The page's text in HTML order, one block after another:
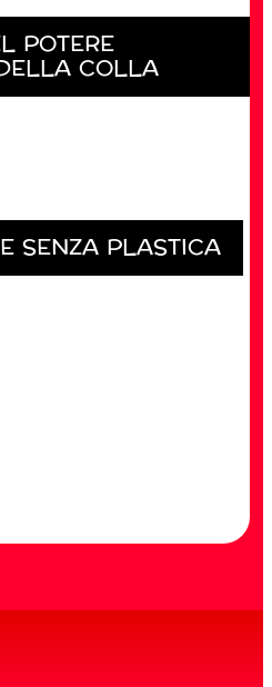
POTERE
COLLA
SENZA PLASTICA